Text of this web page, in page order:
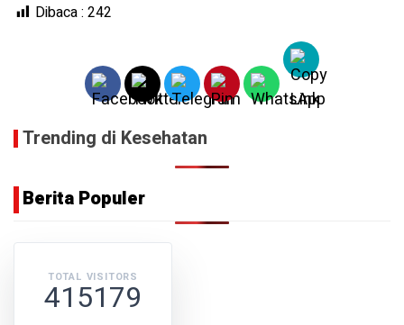
Dibaca : 242
Trending di Kesehatan
Berita Populer
TOTAL VISITORS
415179